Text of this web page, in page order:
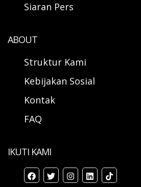
Siaran Pers
ABOUT
Struktur Kami
Kebijakan Sosial
Kontak
FAQ
IKUTI KAMI